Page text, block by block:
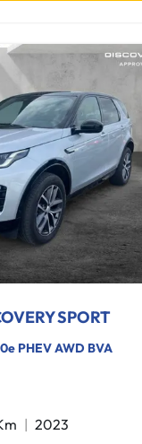
SPORT
PHEV AWD BVA
2023